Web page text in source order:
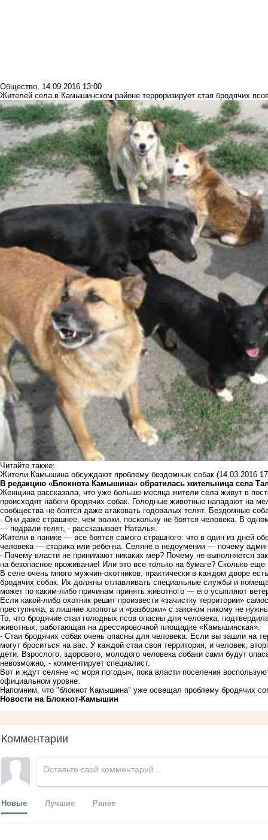
Общество, 14.09.2016 13:00
Жителей села в Камышинском районе терроризирует стая бродячих
Читайте также:
Жители Камышина обсуждают проблему бездомных собак (14.03.2016
В редакцию «Блокнота Камышина» обратилась жительница села
Женщина рассказала, что уже больше месяца жители села живут в
происходят набеги бродячих собак. Голодные животные нападают на
сообщества не боятся даже атаковать годовалых телят. Бездомные
- Они даже страшнее, чем волки, поскольку не боятся человека. В
— подрали телят, - рассказывает Наталья.
Жители в панике — все боятся самого страшного: что в один из дней
человека — старика или ребенка. Селяне в недоумении — почему
- Почему власти не принимают никаких мер? Почему не выполняется
на безопасное проживание! Или это все только на бумаге? Сколько
В селе очень много мужчин-охотников, практически в каждом дворе
бродячих собак. Их должны отлавливать специальные службы и
может по каким-либо причинам принять животного — его усыпляют
Если какой-либо охотник решит произвести «зачистку территории»
преступника, а лишние хлопоты и «разборки» с законом никому не
То, что бродячие стаи голодных псов опасны для человека,
животных, работающая на дрессировочной площадке «Камышинская».
- Стаи бродячих собак очень опасны для человека. Если вы зашли на
могут броситься на вас. У каждой стаи своя территория, и человек,
дети. Взрослого, здорового, молодого человека собаки сами будут
невозможно, - комментирует специалист.
Вот и ждут селяне «с моря погоды», пока власти поселения
официальном уровне.
Напомним, что "блокнот Камышина" уже освещал проблему бродячих
Новости на Блoкнoт-Камышин
Комментарии
Новые Лучшие Ранее